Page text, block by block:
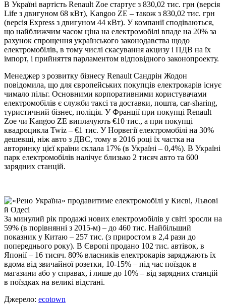
В Україні вартість Renault Zoe стартує з 830,02 тис. грн (версія
Life з двигуном 68 кВт), Kangoo ZE – також з 830,02 тис. грн
(версія Express з двигуном 44 кВт). У компанії сподіваються,
що найближчим часом ціна на електромобілі впаде на 20% за
рахунок спрощення українського законодавства щодо
електромобілів, в тому числі скасування акцизу і ПДВ на їх
імпорт, і прийняття парламентом відповідного законопроекту.
Менеджер з розвитку бізнесу Renault Сандрін Жодон
повідомила, що для європейських покупців електрокарів існує
чимало пільг. Основними корпоративними користувачами
електромобілів є служби таксі та доставки, пошта, car-sharing,
туристичний бізнес, поліція. У Франції при покупці Renault
Zoe чи Kangoo ZE виплачують €10 тис., а при покупці
квадроцикла Twiz – €1 тис. У Норвегії електромобілі на 30%
дешевші, ніж авто з ДВС, тому в 2016 році їх частка на
авторинку цієї країни склала 17% (в Україні – 0,4%). В Україні
парк електромобілів налічує близько 2 тисяч авто та 600
зарядних станцій.
За минулий рік продажі нових електромобілів у світі зросли на
59% (в порівнянні з 2015-м) – до 460 тис. Найбільший
показник у Китаю – 257 тис. (з приростом в 2,4 рази до
попереднього року). В Європі продано 102 тис. автівок, в
Японії – 16 тисяч. 80% власників електрокарів заряджають їх
вдома від звичайної розетки, 10-15% – під час поїздок в
магазини або у справах, і лише до 10% – від зарядних станцій
в поїздках на великі відстані.
Джерело: ecotown